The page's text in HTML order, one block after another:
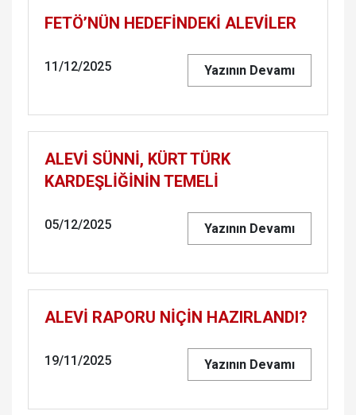
FETÖ’NÜN HEDEFİNDEKİ ALEVİLER
11/12/2025 Yazının Devamı
ALEVİ SÜNNİ, KÜRT TÜRK
KARDEŞLİĞİNİN TEMELİ
05/12/2025 Yazının Devamı
ALEVİ RAPORU NİÇİN HAZIRLANDI?
19/11/2025 Yazının Devamı